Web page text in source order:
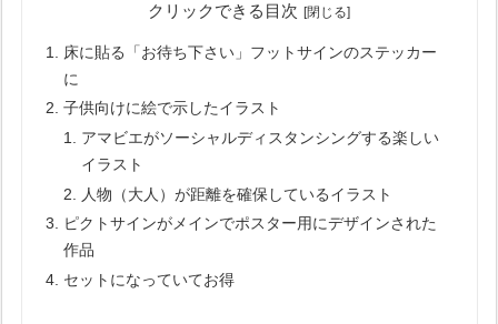
クリックできる目次
床に貼る「お待ち下さい」フットサインのステッカー
に
子供向けに絵で示したイラスト
アマビエがソーシャルディスタンシングする楽しい
イラスト
人物（大人）が距離を確保しているイラスト
ピクトサインがメインでポスター用にデザインされた
作品
セットになっていてお得